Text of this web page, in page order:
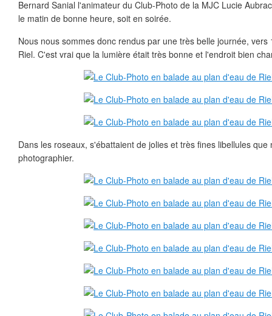
Bernard Sanial l'animateur du Club-Photo de la MJC Lucie
le matin de bonne heure, soit en soirée.
Nous nous sommes donc rendus par une très belle journée,
Riel. C'est vrai que la lumière était très bonne et l'endroit bien
Dans les roseaux, s'ébattaient de jolies et très fines libellules que
photographier.